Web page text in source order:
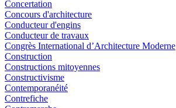
Concertation
Concours d'architecture
Conducteur d'engins
Conducteur de travaux
Congrès International d’Architecture Moderne
Construction
Constructions mitoyennes
Constructivisme
Contemporanéité
Contrefiche